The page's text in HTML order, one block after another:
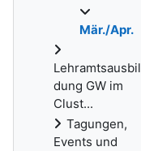
Mär./Apr.
Lehramtsausbil
dung GW im
Clust...
Tagungen,
Events und